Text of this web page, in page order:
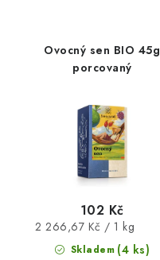
Ovocný sen BIO 45g
porcovaný
Skladem (4 ks)
102 Kč
Měrná
cena:
2 266,67 Kč / 1 kg